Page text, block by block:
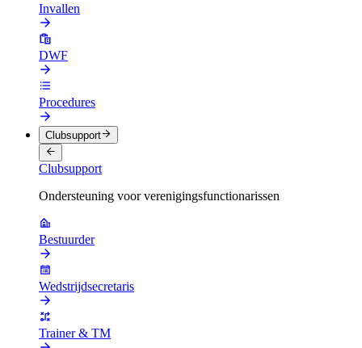
Invallen
DWF
Procedures
Clubsupport
Clubsupport
Ondersteuning voor verenigingsfunctionarissen
Bestuurder
Wedstrijdsecretaris
Trainer & TM